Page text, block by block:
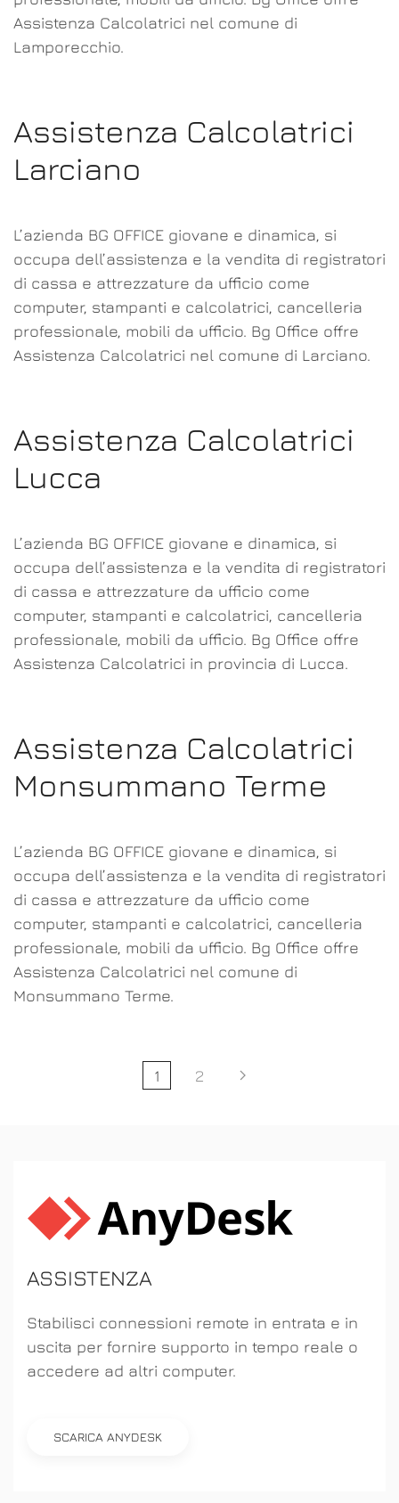
Assistenza Calcolatrici nel comune di
Lamporecchio.
Assistenza Calcolatrici
Larciano
L’azienda BG OFFICE giovane e dinamica, si
occupa dell’assistenza e la vendita di registratori
di cassa e attrezzature da ufficio come
computer, stampanti e calcolatrici, cancelleria
professionale, mobili da ufficio. Bg Office offre
Assistenza Calcolatrici nel comune di Larciano.
Assistenza Calcolatrici
Lucca
L’azienda BG OFFICE giovane e dinamica, si
occupa dell’assistenza e la vendita di registratori
di cassa e attrezzature da ufficio come
computer, stampanti e calcolatrici, cancelleria
professionale, mobili da ufficio. Bg Office offre
Assistenza Calcolatrici in provincia di Lucca.
Assistenza Calcolatrici
Monsummano Terme
L’azienda BG OFFICE giovane e dinamica, si
occupa dell’assistenza e la vendita di registratori
di cassa e attrezzature da ufficio come
computer, stampanti e calcolatrici, cancelleria
professionale, mobili da ufficio. Bg Office offre
Assistenza Calcolatrici nel comune di
Monsummano Terme.
1 2
ASSISTENZA
Stabilisci connessioni remote in entrata e in
uscita per fornire supporto in tempo reale o
accedere ad altri computer.
SCARICA ANYDESK